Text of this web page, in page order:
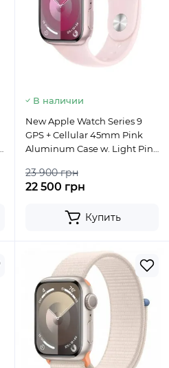
В наличии
New Apple Watch Series 9
GPS + Cellular 45mm Pink
Aluminum Case w. Light Pink
23 900 грн
22 500 грн
Купить